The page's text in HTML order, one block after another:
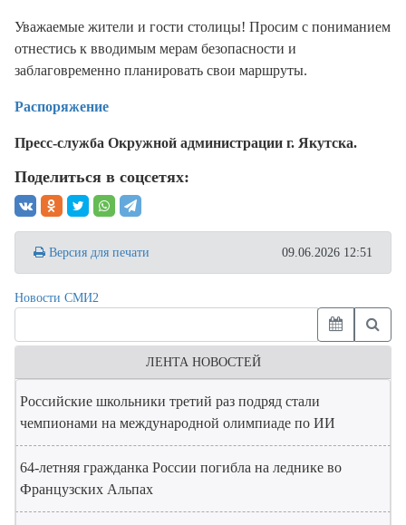
Уважаемые жители и гости столицы! Просим с пониманием
отнестись к вводимым мерам безопасности и
заблаговременно планировать свои маршруты.
Распоряжение
Пресс-служба Окружной администрации г. Якутска.
Поделиться в соцсетях:
Версия для печати 09.06.2026 12:51
Новости СМИ2
ЛЕНТА НОВОСТЕЙ
Российские школьники третий раз подряд стали
чемпионами на международной олимпиаде по ИИ
64-летняя гражданка России погибла на леднике во
Французских Альпах